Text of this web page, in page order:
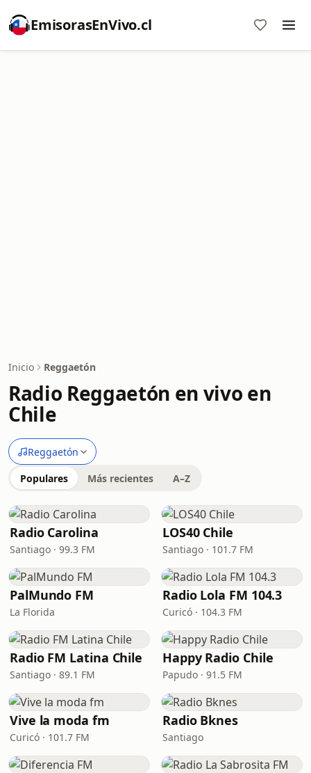
EmisorasEnVivo.cl
Inicio Reggaetón
Radio Reggaetón en vivo en
Chile
Reggaetón
Populares Más recientes A–Z
Radio Carolina
Santiago · 99.3 FM
LOS40 Chile
Santiago · 101.7 FM
PalMundo FM
La Florida
Radio Lola FM 104.3
Curicó · 104.3 FM
Radio FM Latina Chile
Santiago · 89.1 FM
Happy Radio Chile
Papudo · 91.5 FM
Vive la moda fm
Curicó · 101.7 FM
Radio Bknes
Santiago